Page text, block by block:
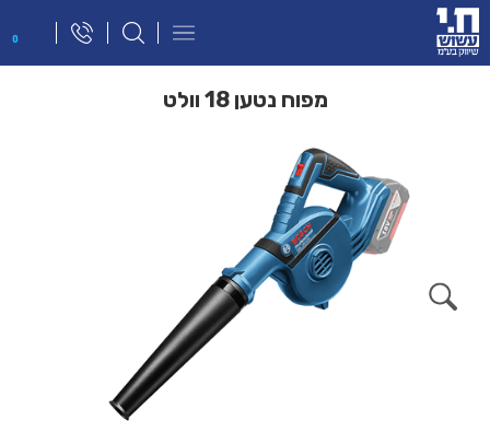
0
פתח
מפוח נטען 18 וולט